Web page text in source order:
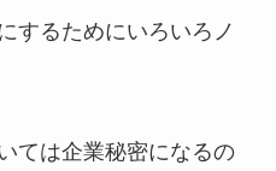
するためにいろいろノ
ては企業秘密になるの